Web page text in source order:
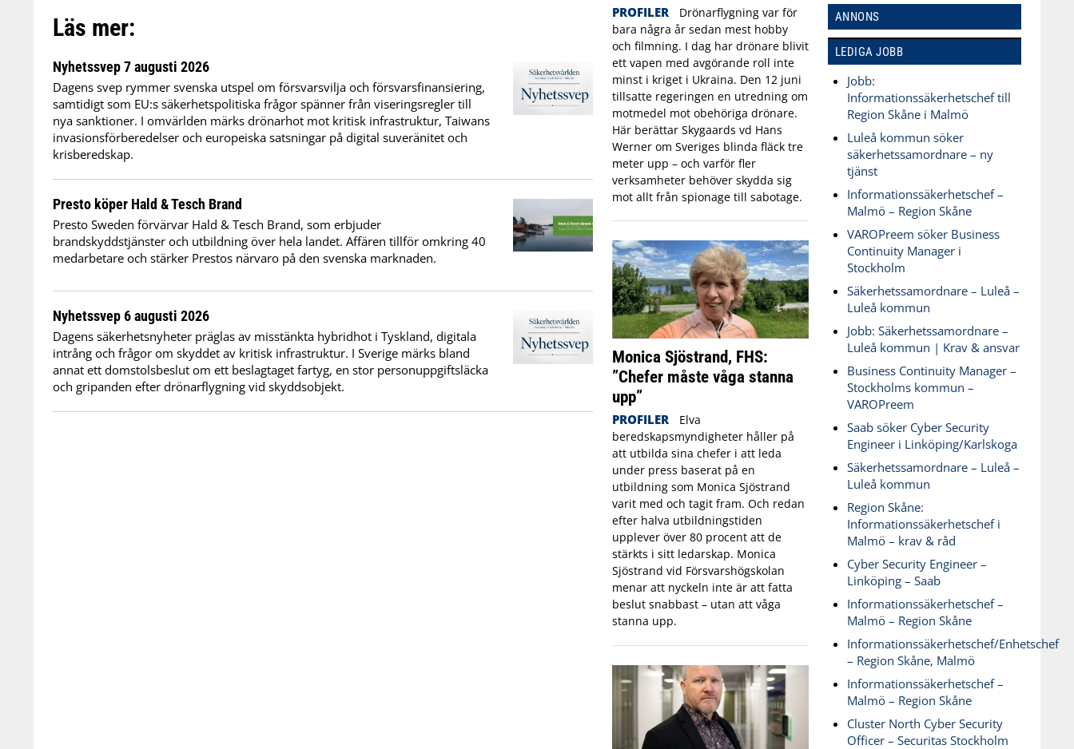
Läs mer:
Nyhetssvep 7 augusti 2026
Dagens svep rymmer svenska utspel om försvarsvilja och försvarsfinansiering,
samtidigt som EU:s säkerhetspolitiska frågor spänner från viseringsregler till
nya sanktioner. I omvärlden märks drönarhot mot kritisk infrastruktur, Taiwans
invasionsförberedelser och europeiska satsningar på digital suveränitet och
krisberedskap.
Presto köper Hald & Tesch Brand
Presto Sweden förvärvar Hald & Tesch Brand, som erbjuder
brandskyddstjänster och utbildning över hela landet. Affären tillför omkring 40
medarbetare och stärker Prestos närvaro på den svenska marknaden.
Nyhetssvep 6 augusti 2026
Dagens säkerhetsnyheter präglas av misstänkta hybridhot i Tyskland, digitala
intrång och frågor om skyddet av kritisk infrastruktur. I Sverige märks bland
annat ett domstolsbeslut om ett beslagtaget fartyg, en stor personuppgiftsläcka
och gripanden efter drönarflygning vid skyddsobjekt.
PROFILER
Drönarflygning var för
bara några år sedan mest hobby
och filmning. I dag har drönare blivit
ett vapen med avgörande roll inte
minst i kriget i Ukraina. Den 12 juni
tillsatte regeringen en utredning om
motmedel mot obehöriga drönare.
Här berättar Skygaards vd Hans
Werner om Sveriges blinda fläck tre
meter upp – och varför fler
verksamheter behöver skydda sig
mot allt från spionage till sabotage.
Monica Sjöstrand, FHS:
”Chefer måste våga stanna
upp”
PROFILER
Elva
beredskapsmyndigheter håller på
att utbilda sina chefer i att leda
under press baserat på en
utbildning som Monica Sjöstrand
varit med och tagit fram. Och redan
efter halva utbildningstiden
upplever över 80 procent att de
stärkts i sitt ledarskap. Monica
Sjöstrand vid Försvarshögskolan
menar att nyckeln inte är att fatta
beslut snabbast – utan att våga
stanna upp.
ANNONS
LEDIGA JOBB
Jobb:
Informationssäkerhetschef till
Region Skåne i Malmö
Luleå kommun söker
säkerhetssamordnare – ny
tjänst
Informationssäkerhetschef –
Malmö – Region Skåne
VAROPreem söker Business
Continuity Manager i
Stockholm
Säkerhetssamordnare – Luleå –
Luleå kommun
Jobb: Säkerhetssamordnare –
Luleå kommun | Krav & ansvar
Business Continuity Manager –
Stockholms kommun –
VAROPreem
Saab söker Cyber Security
Engineer i Linköping/Karlskoga
Säkerhetssamordnare – Luleå –
Luleå kommun
Region Skåne:
Informationssäkerhetschef i
Malmö – krav & råd
Cyber Security Engineer –
Linköping – Saab
Informationssäkerhetschef –
Malmö – Region Skåne
Informationssäkerhetschef/Enhetschef
– Region Skåne, Malmö
Informationssäkerhetschef –
Malmö – Region Skåne
Cluster North Cyber Security
Officer – Securitas Stockholm